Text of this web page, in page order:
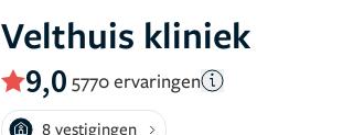
Velthuis kliniek
9,0 5770 ervaringen
8 vestigingen